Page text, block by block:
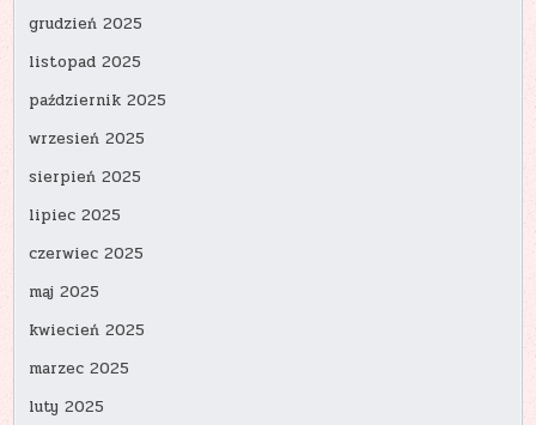
grudzień 2025
listopad 2025
październik 2025
wrzesień 2025
sierpień 2025
lipiec 2025
czerwiec 2025
maj 2025
kwiecień 2025
marzec 2025
luty 2025